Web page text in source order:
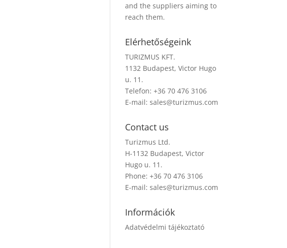
and the suppliers aiming to
reach them.
Elérhetőségeink
TURIZMUS KFT.
1132 Budapest, Victor Hugo
u. 11.
Telefon: +36 70 476 3106
E-mail:sales@turizmus.com
Contact us
Turizmus Ltd.
H-1132 Budapest, Victor
Hugo u. 11.
Phone: +36 70 476 3106
E-mail:sales@turizmus.com
Információk
Adatvédelmi tájékoztató